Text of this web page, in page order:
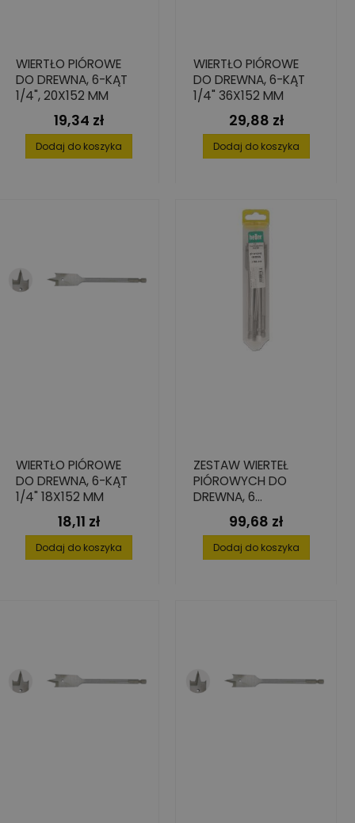
WIERTŁO PIÓROWE
DO DREWNA, 6-KĄT
1/4", 20X152 MM
Cena
19,34 zł
Dodaj do koszyka
WIERTŁO PIÓROWE
DO DREWNA, 6-KĄT
1/4" 36X152 MM
Cena
29,88 zł
Dodaj do koszyka
WIERTŁO PIÓROWE
DO DREWNA, 6-KĄT
1/4" 18X152 MM
Cena
18,11 zł
Dodaj do koszyka
ZESTAW WIERTEŁ
PIÓROWYCH DO
DREWNA, 6
ELEMENTÓW,10-25
Cena
99,68 zł
Dodaj do koszyka